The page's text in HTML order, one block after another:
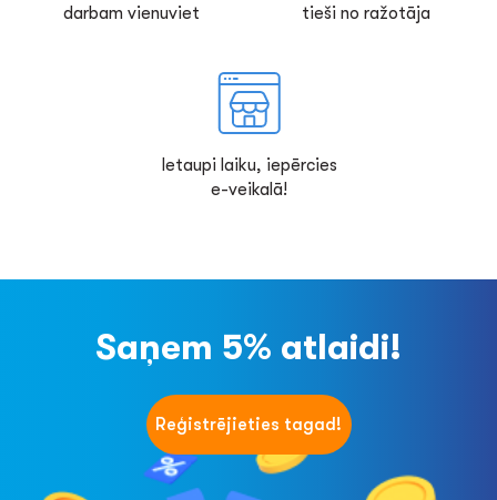
darbam vienuviet
tieši no ražotāja
Ietaupi laiku, iepērcies
e-veikalā!
Saņem 5% atlaidi!
Reģistrējieties tagad!